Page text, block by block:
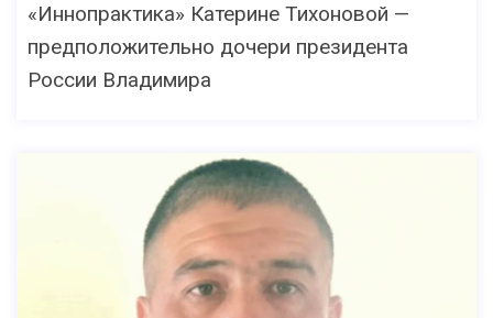
«Иннопрактика» Катерине Тихоновой —
предположительно дочери президента
России Владимира